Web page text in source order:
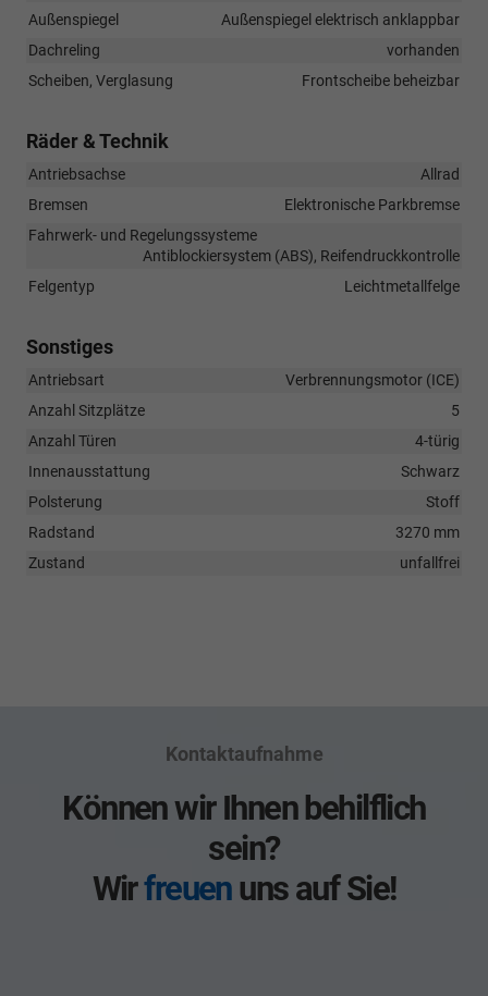
Außenspiegel
Außenspiegel elektrisch anklappbar
Dachreling
vorhanden
Scheiben, Verglasung
Frontscheibe beheizbar
Räder & Technik
Antriebsachse
Allrad
Bremsen
Elektronische Parkbremse
Fahrwerk- und Regelungssysteme
Antiblockiersystem (ABS), Reifendruckkontrolle
Felgentyp
Leichtmetallfelge
Sonstiges
Antriebsart
Verbrennungsmotor (ICE)
Anzahl Sitzplätze
5
Anzahl Türen
4-türig
Innenausstattung
Schwarz
Polsterung
Stoff
Radstand
3270 mm
Zustand
unfallfrei
Kontaktaufnahme
Können wir Ihnen behilflich
sein?
Wirfreuenuns auf Sie!